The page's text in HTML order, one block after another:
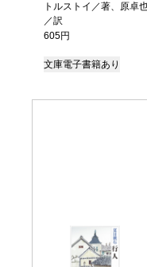
トルストイ／著、原卓
／訳
605円
文庫電子書籍あり